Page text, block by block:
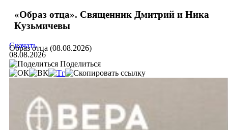
«Образ отца». Священник Дмитрий и Ника
Кузьмичевы
Образ отца (08.08.2026)
Скачать
08.08.2026
Поделиться